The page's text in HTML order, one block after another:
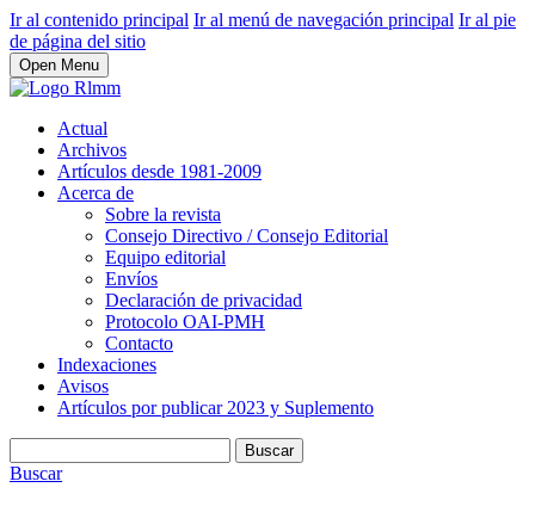
Ir al contenido principal Ir al menú de navegación principal Ir al pie
de página del sitio
Open Menu
Actual
Archivos
Artículos desde 1981-2009
Acerca de
Sobre la revista
Consejo Directivo / Consejo Editorial
Equipo editorial
Envíos
Declaración de privacidad
Protocolo OAI-PMH
Contacto
Indexaciones
Avisos
Artículos por publicar 2023 y Suplemento
Buscar
Buscar